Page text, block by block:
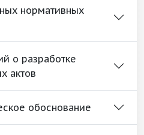
нормативных
о разработке
актов
обоснование